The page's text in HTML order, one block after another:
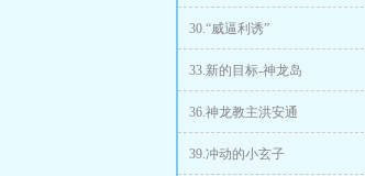
30.“威逼利诱”
33.新的目标-神龙岛
36.神龙教主洪安通
39.冲动的小玄子